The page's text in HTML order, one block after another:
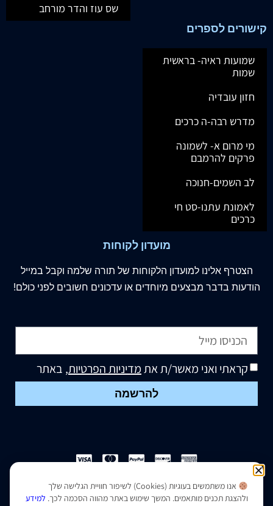
שס עוז והדר מורחב
קישורים לספרים
שמועות ראיה- בראשית
שמות
חזון עובדיה
מדרש רבה-ה כרכים
מי מרום א- לשמונה
פרקים להרמבם
לב השמים-חנוכה
לאמונת עתנו-סט חי
כרכים
מועדון לקוחות
הצטרף אלינו למועדון הלקוחות של תורה שלמה וקבל במייל
הודעות בדבר מבצעים מיוחדים או עדכונים חשובים לפני כולם!
קראתי ואני מאשר/ת אתמדיניות הפרטיות, באתר
להרשמה
הצהרת נגישות|מדיניות פרטיות
אנו משתמשים בעוגיות (Cookies) לשיפור חוויית הגלישה שלך
ולהצגת תכנים מותאמים. המשך שימוש באתר מהווה הסכמה לכך. למידע